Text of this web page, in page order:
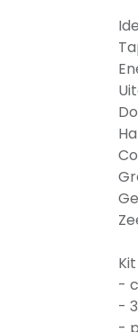
-
-